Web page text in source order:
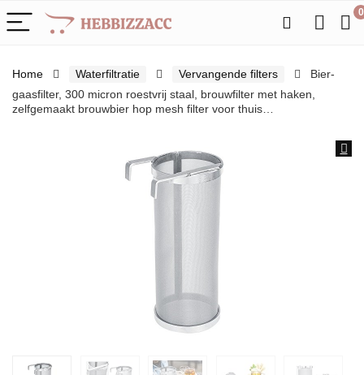
0
Home Waterfiltratie Vervangende filters
Bier-
gaasfilter, 300 micron roestvrij staal, brouwfilter met haken,
zelfgemaakt brouwbier hop mesh filter voor thuis…